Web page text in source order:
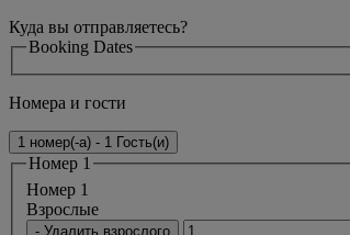
Куда вы отправляетесь?
Booking Dates
Номера и гости
1 номер(-а) - 1 Гость(и)
Номер 1
Номер 1
Bзрослые
- Удалить взрослого